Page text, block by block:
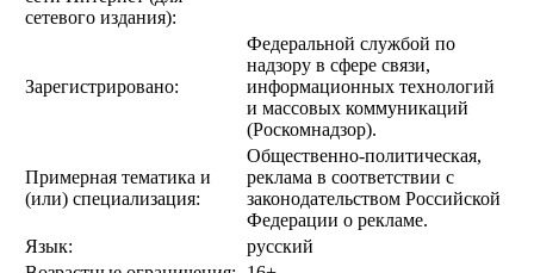
сетевого издания):
Зарегистрировано:
Федеральной службой по
надзору в сфере связи,
информационных технологий
и массовых коммуникаций
(Роскомнадзор).
Примерная тематика и
(или) специализация:
Общественно-политическая,
реклама в соответствии с
законодательством Российской
Федерации о рекламе.
Язык:
русский